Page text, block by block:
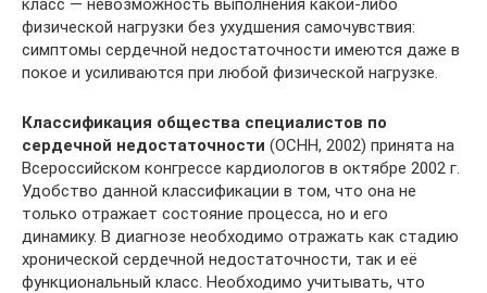
класс — невозможность выполнения какой-либо
физической нагрузки без ухудшения самочувствия:
симптомы сердечной недостаточности имеются даже в
покое и усиливаются при любой физической нагрузке.
Классификация общества специалистов по
сердечной недостаточности (ОСНН, 2002) принята на
Всероссийском конгрессе кардиологов в октябре 2002 г.
Удобство данной классификации в том, что она не
только отражает состояние процесса, но и его
динамику. В диагнозе необходимо отражать как стадию
хронической сердечной недостаточности, так и её
функциональный класс. Необходимо учитывать, что